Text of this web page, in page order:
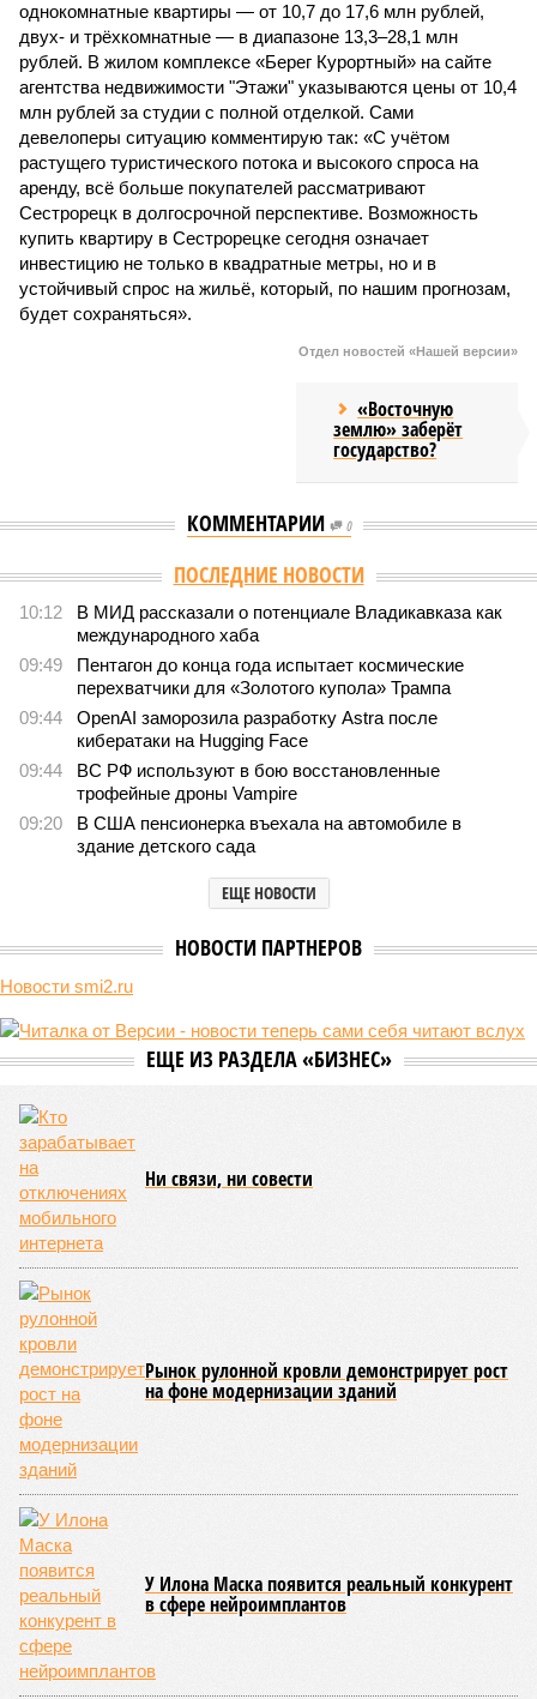
однокомнатные квартиры — от 10,7 до 17,6 млн рублей,
двух- и трёхкомнатные — в диапазоне 13,3–28,1 млн
рублей. В жилом комплексе «Берег Курортный» на сайте
агентства недвижимости "Этажи" указываются цены от 10,4
млн рублей за студии с полной отделкой. Сами
девелоперы ситуацию комментирую так: «С учётом
растущего туристического потока и высокого спроса на
аренду, всё больше покупателей рассматривают
Сестрорецк в долгосрочной перспективе. Возможность
купить квартиру в Сестрорецке сегодня означает
инвестицию не только в квадратные метры, но и в
устойчивый спрос на жильё, который, по нашим прогнозам,
будет сохраняться».
Отдел новостей «Нашей версии»
«Восточную
землю» заберёт
государство?
КОММЕНТАРИИ 0
Версия //Конфликт // В нескольких станциях от уже сданного
«Сказочного леса» пайщики ЖК «Станция Л» продолжают ждать от
компании Capital Group начала реальной достройки
В нескольких станциях от уже сданного «Сказочного
леса» пайщики ЖК «Станция Л» продолжают ждать от
компании Capital Group начала реальной достройки
«Станция ожидания» для дольщиков
В нескольких станциях от уже сданного «Сказочного леса» пайщики ЖК
Пока в Ярославском районе СВАО дольщики «Сказочного леса»
уже получают ключи – в мае 2026 года были получены
разрешение на ввод жилищного комплекса в эксплуатацию –
совсем недалеко, в паре станций метро южнее, на Люблинской
улице, картина, можно сказать, прямо противоположная.
ЖК «Светлый мир «Станция Л»: та же группа компаний-
банкрот Seven Suns Development, та же
схема достройки через Capital Group осенью 2024 года, но
за прошедшие два года результатов, по словам дольщиков,
практически не видно. По
порталов, первую очередь ЖК строители обещают сдать к
декабрю 2026 г., вторую – к марту 2028-го. Но никто при
этом из кураторов стройки не задается вопросом: как эти
сроки должны материализоваться? На строительной
площадке, по свидетельствам дольщиков, регулярно
бывающих у забора, какая-либо техника отсутствует. Ни
бетононасосов, ни работающих кранов, ни признаков
мобилизации подрядчиков. При том, что до «декабря 2026»
осталось менее полугода.
Если в «Сказочном лесу» техзаказчик публично
отчитывался о поэтапной готовности – 90%, затем 97%, с
конкретными инженерными работами (усиление